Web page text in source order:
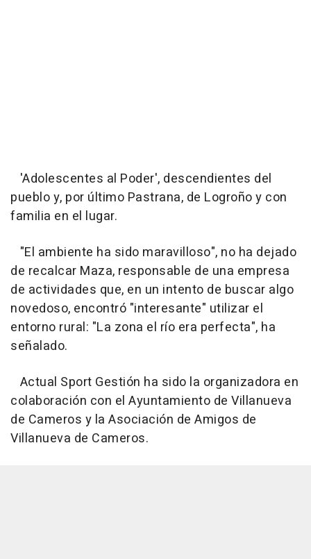
'Adolescentes al Poder', descendientes del
pueblo y, por último Pastrana, de Logroño y con
familia en el lugar.
"El ambiente ha sido maravilloso", no ha dejado
de recalcar Maza, responsable de una empresa
de actividades que, en un intento de buscar algo
novedoso, encontró "interesante" utilizar el
entorno rural: "La zona el río era perfecta", ha
señalado.
Actual Sport Gestión ha sido la organizadora en
colaboración con el Ayuntamiento de Villanueva
de Cameros y la Asociación de Amigos de
Villanueva de Cameros.